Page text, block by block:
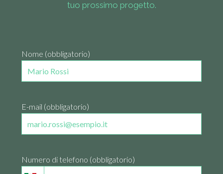
tuo prossimo progetto.
Nome (obbligatorio)
E-mail (obbligatorio)
Numero di telefono (obbligatorio)